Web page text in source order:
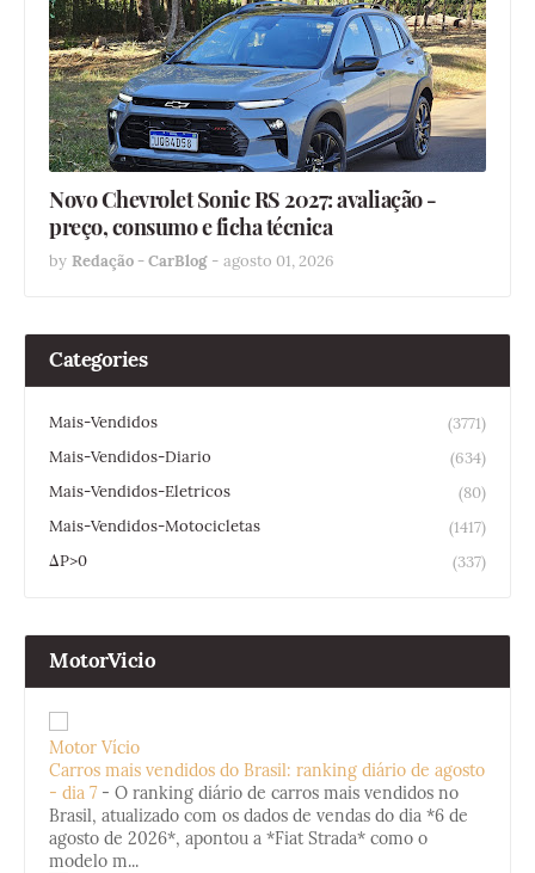
Novo Chevrolet Sonic RS 2027: avaliação -
preço, consumo e ficha técnica
by Redação - CarBlog - agosto 01, 2026
Categories
Mais-Vendidos
(3771)
Mais-Vendidos-Diario
(634)
Mais-Vendidos-Eletricos
(80)
Mais-Vendidos-Motocicletas
(1417)
ΔP>0
(337)
MotorVicio
Motor Vício
Carros mais vendidos do Brasil: ranking diário de agosto
- dia 7 - O ranking diário de carros mais vendidos no
Brasil, atualizado com os dados de vendas do dia *6 de
agosto de 2026*, apontou a *Fiat Strada* como o
modelo m...